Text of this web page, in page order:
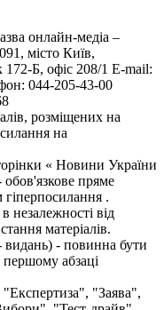
онлайн-медіа –
місто Київ,
Б, офіс 208/1 E-mail:
044-205-43-00
розміщених на
на
« Новини України
обов'язкове пряме
.
незалежності від
матеріалів.
видань) - повинна бути
першому абзаці
"Заява",